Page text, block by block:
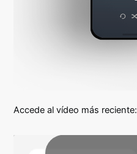
Accede al vídeo más reciente: